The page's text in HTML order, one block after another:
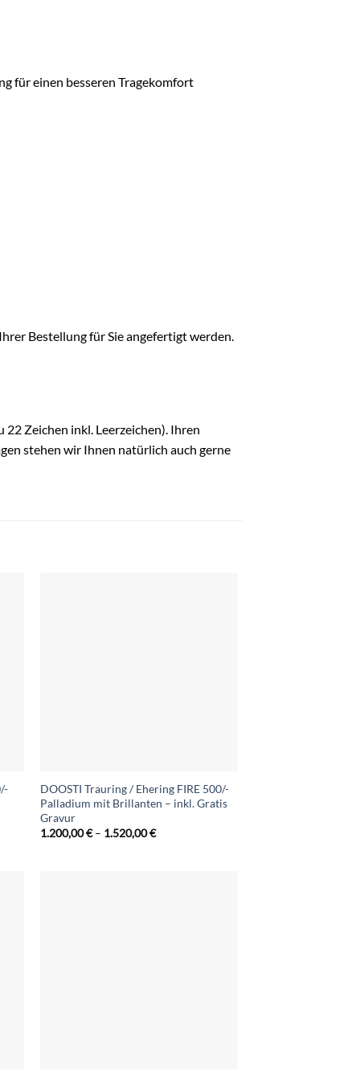
für einen besseren Tragekomfort
Bestellung für Sie angefertigt werden.
Zeichen inkl. Leerzeichen). Ihren
stehen wir Ihnen natürlich auch gerne
DOOSTI Trauring / Ehering FIRE 500/-
Palladium mit Brillanten – inkl. Gratis
Gravur
1.200,00€ – 1.520,00€Preisspanne: